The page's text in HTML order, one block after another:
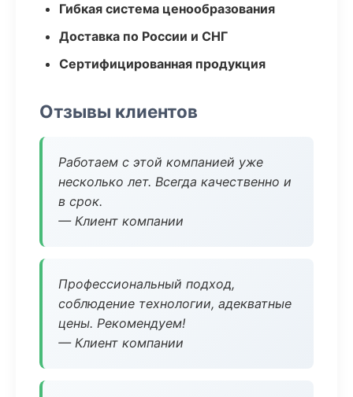
Гибкая система ценообразования
Доставка по России и СНГ
Сертифицированная продукция
Отзывы клиентов
Работаем с этой компанией уже
несколько лет. Всегда качественно и
в срок.
— Клиент компании
Профессиональный подход,
соблюдение технологии, адекватные
цены. Рекомендуем!
— Клиент компании